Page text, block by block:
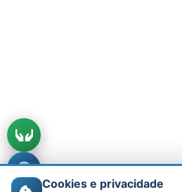
Cookies e privacidade